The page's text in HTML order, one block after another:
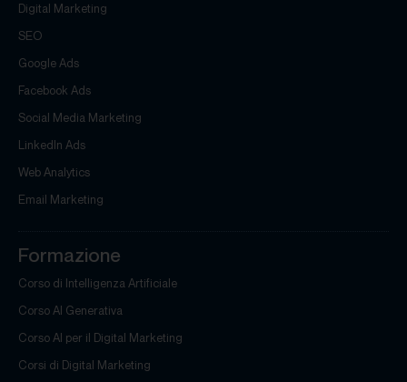
Digital Marketing
SEO
Google Ads
Facebook Ads
Social Media Marketing
LinkedIn Ads
Web Analytics
Email Marketing
Formazione
Corso di Intelligenza Artificiale
Corso AI Generativa
Corso AI per il Digital Marketing
Corsi di Digital Marketing